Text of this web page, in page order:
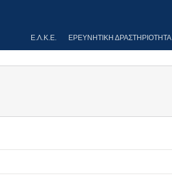
Ε.Λ.Κ.Ε. ΕΡΕΥΝΗΤΙΚΉ ΔΡΑΣΤΗΡΙΌΤΗΤΑ